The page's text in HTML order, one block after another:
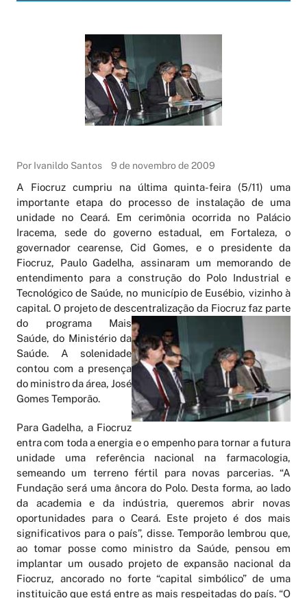
Por Ivanildo Santos 9 de novembro de 2009
A Fiocruz cumpriu na última quinta-feira (5/11) uma
importante etapa do processo de instalação de uma
unidade no Ceará. Em cerimônia ocorrida no Palácio
Iracema, sede do governo estadual, em Fortaleza, o
governador cearense, Cid Gomes, e o presidente da
Fiocruz, Paulo Gadelha, assinaram um memorando de
entendimento para a construção do Polo Industrial e
Tecnológico de Saúde, no município de Eusébio, vizinho à
capital. O projeto de descentralização da Fiocruz faz parte
do programa Mais
Saúde, do Ministério da
Saúde. A solenidade
contou com a presença
do ministro da área, José
Gomes Temporão.
Para Gadelha, a Fiocruz
entra com toda a energia e o empenho para tornar a futura
unidade uma referência nacional na farmacologia,
semeando um terreno fértil para novas parcerias. “A
Fundação será uma âncora do Polo. Desta forma, ao lado
da academia e da indústria, queremos abrir novas
oportunidades para o Ceará. Este projeto é dos mais
significativos para o país”, disse. Temporão lembrou que,
ao tomar posse como ministro da Saúde, pensou em
implantar um ousado projeto de expansão nacional da
Fiocruz, ancorado no forte “capital simbólico” de uma
instituição que está entre as mais respeitadas do país. “O